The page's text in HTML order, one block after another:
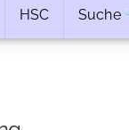
HSC Suche